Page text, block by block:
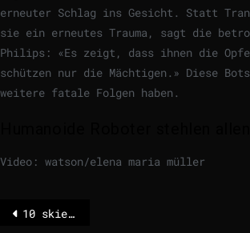
erneuter Schlag ins Gesicht. Statt
sie ein erneutes Trauma, sagt die
Philips: «Es zeigt, dass ihnen die
schützen nur die Mächtigen.» Diese
weitere fatale Folgen haben.
Video: watson/elena maria müller
10 skiers missing after avalanche in California